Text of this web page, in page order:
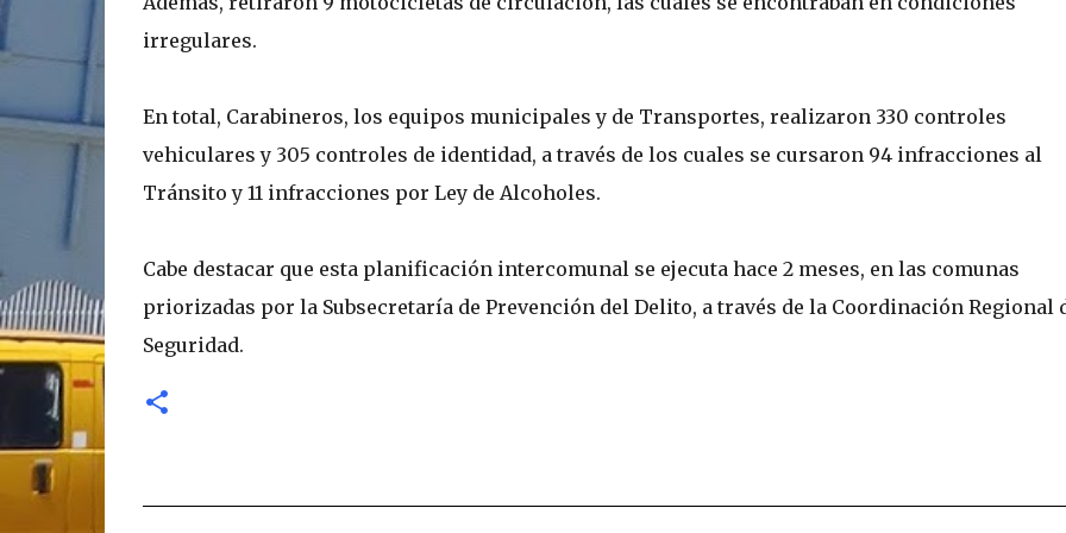
irregulares.
En total, Carabineros, los equipos municipales y de Transportes, realizaron 330 controles
vehiculares y 305 controles de identidad, a través de los cuales se cursaron 94 infracciones al
Tránsito y 11 infracciones por Ley de Alcoholes.
Cabe destacar que esta planificación intercomunal se ejecuta hace 2 meses, en las comunas
priorizadas por la Subsecretaría de Prevención del Delito, a través de la Coordinación Regional
Seguridad.